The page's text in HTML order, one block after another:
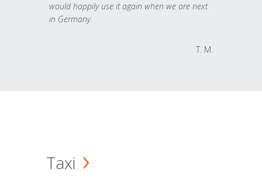
would happily use it again when we are next
in Germany.
T. M.
Taxi